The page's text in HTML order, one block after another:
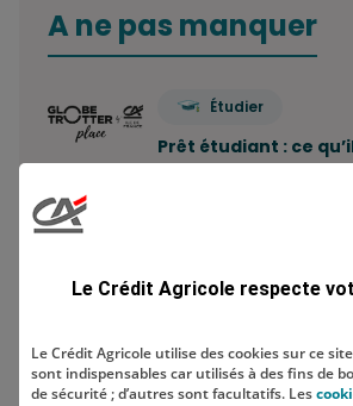
A ne pas manquer
Étudier
Prêt étudiant : ce
Comment
Le Crédit Agricole respecte
Le Crédit Agricole utilise des cookies sur ce
sont indispensables car utilisés à des fins de
de sécurité ; d’autres sont facultatifs. Les